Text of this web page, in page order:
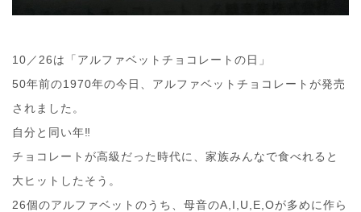
10／26は「アルファベットチョコレートの日」
50年前の1970年の今日、アルファベットチョコレートが発売
されました。
自分と同い年‼︎
チョコレートが高級だった時代に、家族みんなで食べれると
大ヒットしたそう。
26個のアルファベットのうち、母音のA,I,U,E,Oが多めに作ら